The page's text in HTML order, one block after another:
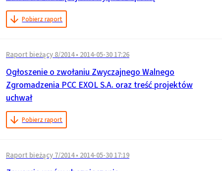
Pobierz raport
Raport bieżący 8/2014 • 2014-05-30 17:26
Ogłoszenie o zwołaniu Zwyczajnego Walnego
Zgromadzenia PCC EXOL S.A. oraz treść projektów
uchwał
Pobierz raport
Raport bieżący 7/2014 • 2014-05-30 17:19